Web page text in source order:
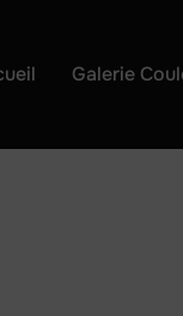
Galerie